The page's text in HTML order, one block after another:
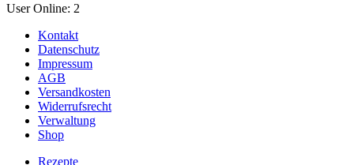
User Online: 2
Kontakt
Datenschutz
Impressum
AGB
Versandkosten
Widerrufsrecht
Verwaltung
Shop
Rezepte